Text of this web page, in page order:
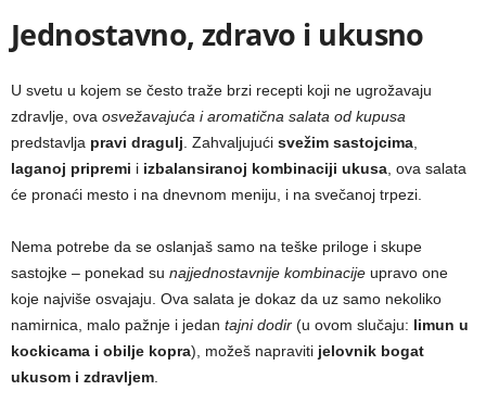
Jednostavno, zdravo i ukusno
U svetu u kojem se često traže brzi recepti koji ne ugrožavaju
zdravlje, ova osvežavajuća i aromatična salata od kupusa
predstavlja pravi dragulj. Zahvaljujući svežim sastojcima,
laganoj pripremi i izbalansiranoj kombinaciji ukusa, ova salata
će pronaći mesto i na dnevnom meniju, i na svečanoj trpezi.
Nema potrebe da se oslanjaš samo na teške priloge i skupe
sastojke – ponekad su najjednostavnije kombinacije upravo one
koje najviše osvajaju. Ova salata je dokaz da uz samo nekoliko
namirnica, malo pažnje i jedan tajni dodir (u ovom slučaju: limun u
kockicama i obilje kopra), možeš napraviti jelovnik bogat
ukusom i zdravljem.